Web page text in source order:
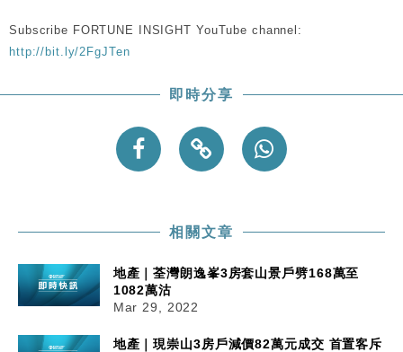
司
Subscribe FORTUNE INSIGHT YouTube channel:
http://bit.ly/2FgJTen
即時分享
相關文章
地產｜荃灣朗逸峯3房套山景戶劈168萬至
1082萬沽
Mar 29, 2022
地產｜現崇山3房戶減價82萬元成交 首置客斥